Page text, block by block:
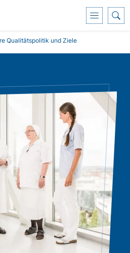
Qualitätspolitik und Ziele